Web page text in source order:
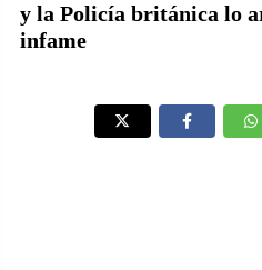
y la Policía británica lo
infame